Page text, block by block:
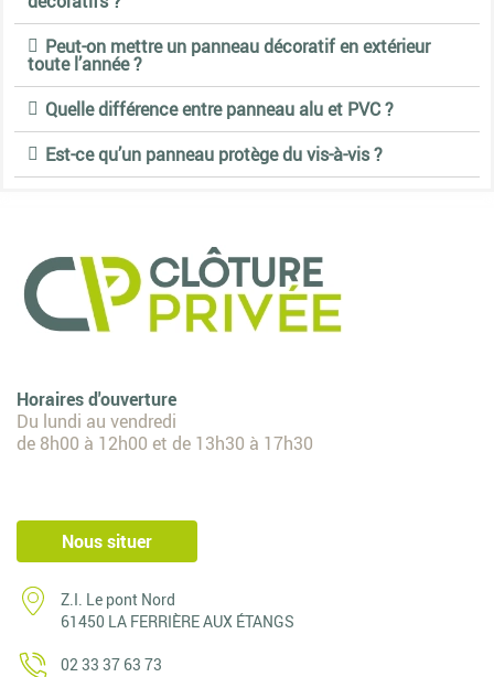
Peut-on mettre un panneau décoratif en extérieur
toute l’année ?
Quelle différence entre panneau alu et PVC ?
Est-ce qu’un panneau protège du vis-à-vis ?
Horaires d'ouverture
Du lundi au vendredi
de 8h00 à 12h00 et de 13h30 à 17h30
Nous situer
Z.I. Le pont Nord
61450 LA FERRIÈRE AUX ÉTANGS
02 33 37 63 73